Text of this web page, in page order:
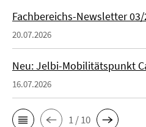
Fachbereichs-Newsletter
20.07.2026
Neu: Jelbi-Mobilitätspunkt
16.07.2026
1 / 10